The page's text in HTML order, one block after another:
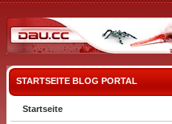
STARTSEITE BLOG PORTAL
Startseite